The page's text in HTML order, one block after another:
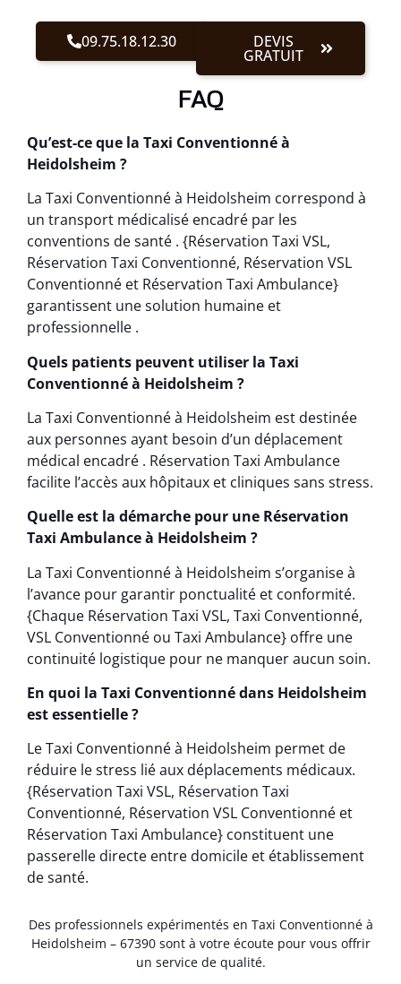
09.75.18.12.30 DEVIS
GRATUIT
FAQ
Qu’est-ce que la Taxi Conventionné à
Heidolsheim ?
La Taxi Conventionné à Heidolsheim correspond à
un transport médicalisé encadré par les
conventions de santé . {Réservation Taxi VSL,
Réservation Taxi Conventionné, Réservation VSL
Conventionné et Réservation Taxi Ambulance}
garantissent une solution humaine et
professionnelle .
Quels patients peuvent utiliser la Taxi
Conventionné à Heidolsheim ?
La Taxi Conventionné à Heidolsheim est destinée
aux personnes ayant besoin d’un déplacement
médical encadré . Réservation Taxi Ambulance
facilite l’accès aux hôpitaux et cliniques sans stress.
Quelle est la démarche pour une Réservation
Taxi Ambulance à Heidolsheim ?
La Taxi Conventionné à Heidolsheim s’organise à
l’avance pour garantir ponctualité et conformité.
{Chaque Réservation Taxi VSL, Taxi Conventionné,
VSL Conventionné ou Taxi Ambulance} offre une
continuité logistique pour ne manquer aucun soin.
En quoi la Taxi Conventionné dans Heidolsheim
est essentielle ?
Le Taxi Conventionné à Heidolsheim permet de
réduire le stress lié aux déplacements médicaux.
{Réservation Taxi VSL, Réservation Taxi
Conventionné, Réservation VSL Conventionné et
Réservation Taxi Ambulance} constituent une
passerelle directe entre domicile et établissement
de santé.
Des professionnels expérimentés en Taxi Conventionné à
Heidolsheim – 67390 sont à votre écoute pour vous offrir
un service de qualité.